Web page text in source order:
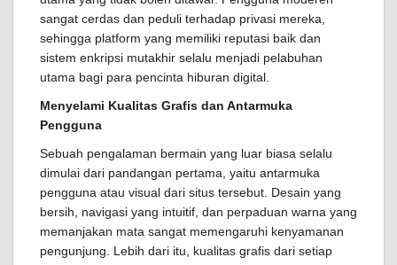
sangat cerdas dan peduli terhadap privasi mereka,
sehingga platform yang memiliki reputasi baik dan
sistem enkripsi mutakhir selalu menjadi pelabuhan
utama bagi para pencinta hiburan digital.
Menyelami Kualitas Grafis dan Antarmuka
Pengguna
Sebuah pengalaman bermain yang luar biasa selalu
dimulai dari pandangan pertama, yaitu antarmuka
pengguna atau visual dari situs tersebut. Desain yang
bersih, navigasi yang intuitif, dan perpaduan warna yang
memanjakan mata sangat memengaruhi kenyamanan
pengunjung. Lebih dari itu, kualitas grafis dari setiap